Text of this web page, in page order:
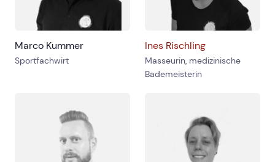
Marco Kummer
Sportfachwirt
Ines Rischling
Masseurin, medizinische
Bademeisterin